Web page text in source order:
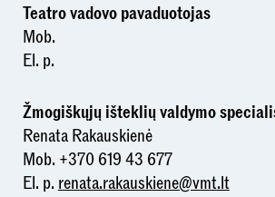
Teatro vadovo pavaduotojas
Mob.
El. p.
Žmogiškųjų išteklių valdymo
Renata Rakauskienė
Mob. +370 619 43 677
El. p. renata.rakauskiene@vmt.lt